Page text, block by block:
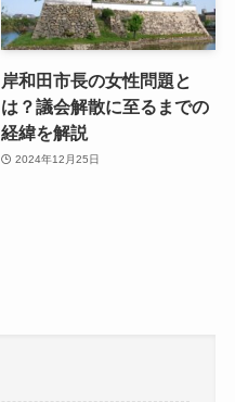
岸和田市長の女性問題と
は？議会解散に至るまでの
経緯を解説
2024年12月25日